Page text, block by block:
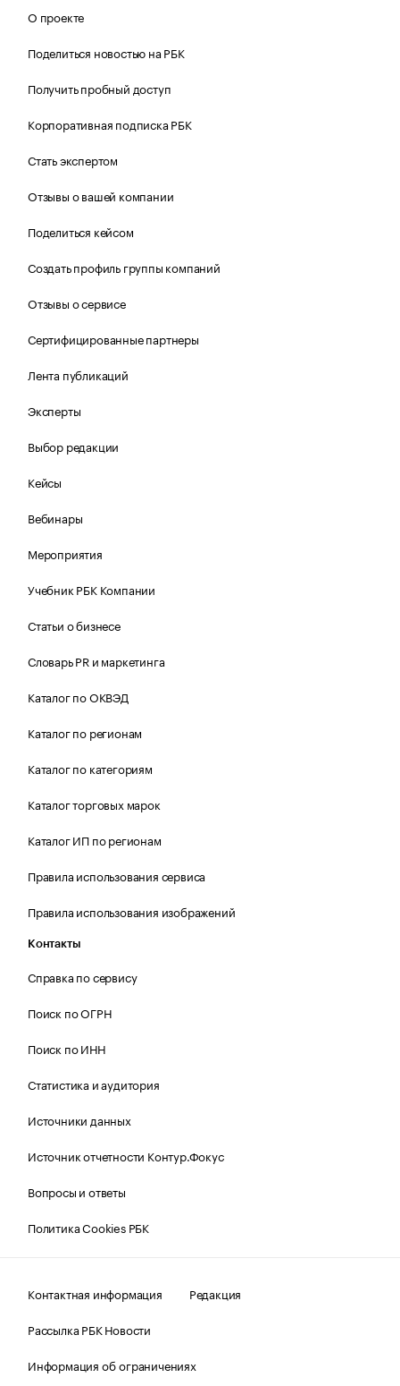
О проекте
Поделиться новостью на РБК
Получить пробный доступ
Корпоративная подписка РБК
Стать экспертом
Отзывы о вашей компании
Поделиться кейсом
Создать профиль группы компаний
Отзывы о сервисе
Сертифицированные партнеры
Лента публикаций
Эксперты
Выбор редакции
Кейсы
Вебинары
Мероприятия
Учебник РБК Компании
Статьи о бизнесе
Словарь PR и маркетинга
Каталог по ОКВЭД
Каталог по регионам
Каталог по категориям
Каталог торговых марок
Каталог ИП по регионам
Правила использования сервиса
Правила использования изображений
Контакты
Справка по сервису
Поиск по ОГРН
Поиск по ИНН
Статистика и аудитория
Источники данных
Источник отчетности Контур.Фокус
Вопросы и ответы
Политика Cookies РБК
Контактная информация
Редакция
Рассылка РБК Новости
Информация об ограничениях